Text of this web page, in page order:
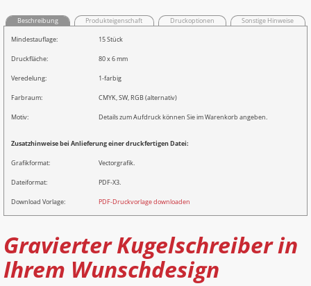
Beschreibung Produkteigenschaft Druckoptionen Sonstige Hinweise
Mindestauflage: 15 Stück
Druckfläche: 80 x 6 mm
Veredelung: 1-farbig
Farbraum: CMYK, SW, RGB (alternativ)
Motiv: Details zum Aufdruck können Sie im Warenkorb angeben.
Zusatzhinweise bei Anlieferung einer druckfertigen Datei:
Grafikformat: Vectorgrafik.
Dateiformat: PDF-X3.
Download Vorlage: PDF-Druckvorlage downloaden
Gravierter Kugelschreiber in
Ihrem Wunschdesign